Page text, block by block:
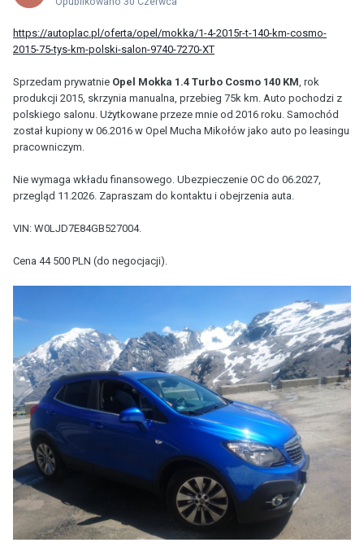
https://autoplac.pl/oferta/opel/mokka/1-4-2015r-t-140-km-cosmo-
2015-75-tys-km-polski-salon-9740-7270-XT
Sprzedam prywatnie Opel Mokka 1.4 Turbo Cosmo 140 KM , rok
produkcji 2015, skrzynia manualna, przebieg 75k km. Auto pochodzi z
polskiego salonu. Użytkowane przeze mnie od 2016 roku. Samochód
został kupiony w 06.2016 w Opel Mucha Mikołów jako auto po leasingu
pracowniczym.
Nie wymaga wkładu finansowego. Ubezpieczenie OC do 06.2027,
przegląd 11.2026. Zapraszam do kontaktu i obejrzenia auta.
VIN: W0LJD7E84GB527004.
Cena 44 500 PLN (do negocjacji).